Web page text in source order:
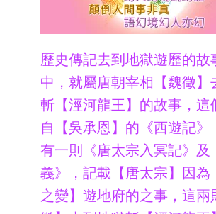
歷史傳記去到地獄遊歷的故
中，就屬唐朝宰相【魏徵】
斬【涇河龍王】的故事，這
自【吳承恩】的《西遊記》
有一則《唐太宗入冥記》及
義》，記載【唐太宗】因為
之變】遊地府的之事，這兩